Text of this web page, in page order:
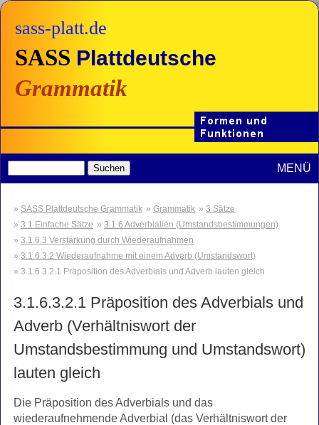
sass-platt.de
SASS Plattdeutsche
Grammatik
MENÜ
SASS Plattdeutsche Grammatik Grammatik
3 Sätze
3.1 Einfache Sätze
3.1.6 Adverbialien (Umstandsbestimmungen)
3.1.6.3 Verstärkung durch Wiederaufnahmen
3.1.6.3.2 Wiederaufnahme mit einem Adverb (Umstandswort)
3.1.6.3.2.1 Präposition des Adverbials und Adverb lauten gleich
3.1.6.3.2.1 Präposition des Adverbials und
Adverb (Verhältniswort der
Umstandsbestimmung und Umstandswort)
lauten gleich
Die Präposition des Adverbials und das
wiederaufnehmende Adverbial (das Verhältniswort der